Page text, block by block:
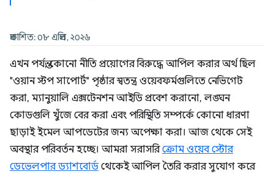
প্রকাশিত: ০৮ এপ্রিল, ২০২৬
এখন পর্যন্ত, কোনো নীতি প্রয়োগের বিরুদ্ধে আপিল করার অর্থ ছিল
"ওয়ান স্টপ সাপোর্ট" পৃষ্ঠার স্বতন্ত্র ওয়েবফর্মগুলিতে নেভিগেট
করা, ম্যানুয়ালি এক্সটেনশন আইডি প্রবেশ করানো, লঙ্ঘন
কোডগুলি খুঁজে বের করা এবং পরিস্থিতি সম্পর্কে কোনো ধারণা
ছাড়াই ইমেল আপডেটের জন্য অপেক্ষা করা। আজ থেকে সেই
অবস্থার পরিবর্তন হচ্ছে। আমরা সরাসরিক্রোম ওয়েব স্টোর
ডেভেলপার ড্যাশবোর্ডথেকেই আপিল তৈরি করার সুযোগ করে